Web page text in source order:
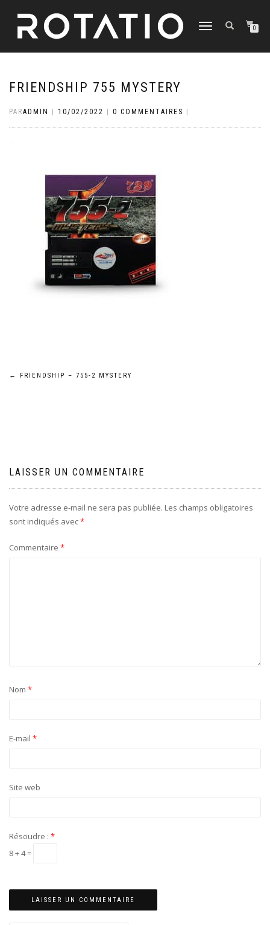
DÉPLIER
0
FRIENDSHIP 755 MYSTERY
PARADMIN 10/02/2022 0 COMMENTAIRES
Navigation
← FRIENDSHIP – 755-2 MYSTERY
LAISSER UN COMMENTAIRE
Votre adresse e-mail ne sera pas publiée. Les champs obligatoires
sont indiqués avec*
Commentaire *
Nom *
E-mail *
Site web
Résoudre : *
8 + 4 =